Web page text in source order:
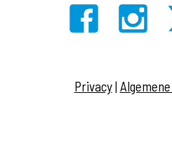
Privacy|